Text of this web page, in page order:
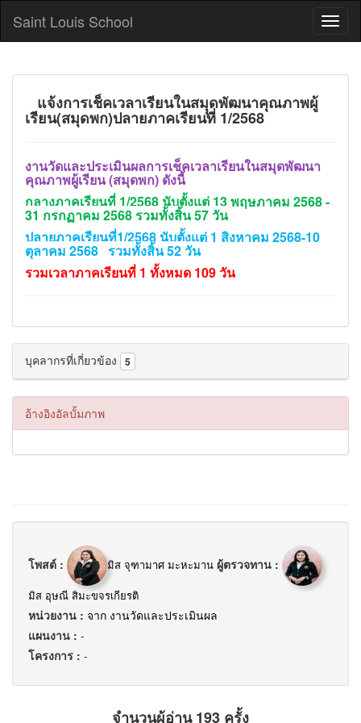
Saint Louis School
แจ้งการเช็คเวลาเรียนในสมุุดพัฒนาคุณภาพผู้
เรียน(สมุดพก)ปลายภาคเรียนที่ 1/2568
งานวัดและประเมินผลการเช็คเวลาเรียนในสมุดพัฒนา
คุณภาพผู้เรียน (สมุดพก) ดังนี้
กลางภาคเรียนที่ 1/2568 นับตั้งแต่ 13 พฤษภาคม 2568 -
31 กรกฏาคม 2568 รวมทั้งสิ้น 57 วัน
ปลายภาคเรียนที่1/2568 นับตั้งแต่ 1 สิงหาคม 2568-10
ตุลาคม 2568 รวมทั้งสิ้น 52 วัน
รวมเวลาภาคเรียนที่ 1 ทั้งหมด 109 วัน
บุคลากรที่เกี่ยวข้อง 5
อ้างอิงอัลบั้มภาพ
โพสต์ : มิส จุฑามาศ มะหะมาน ผู้ตรวจทาน :
มิส อุษณี สิมะขจรเกียรติ
หน่วยงาน : จาก งานวัดและประเมินผล
แผนงาน : -
โครงการ : -
จำนวนผู้อ่าน 193 ครั้ง